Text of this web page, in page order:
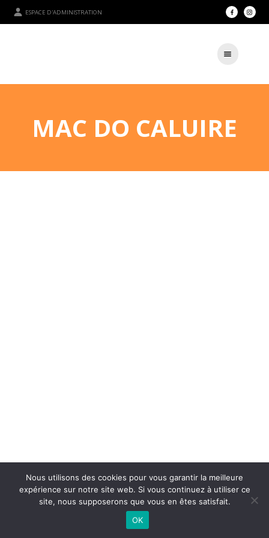
ESPACE D'ADMINISTRATION
MAC DO CALUIRE
©2026 - AL Caluire Basket | Site internet réalisé par
CONTACTEZ-NOUS | MENTIONS LÉGALES
Nous utilisons des cookies pour vous garantir la meilleure
expérience sur notre site web. Si vous continuez à utiliser ce
site, nous supposerons que vous en êtes satisfait.
OK